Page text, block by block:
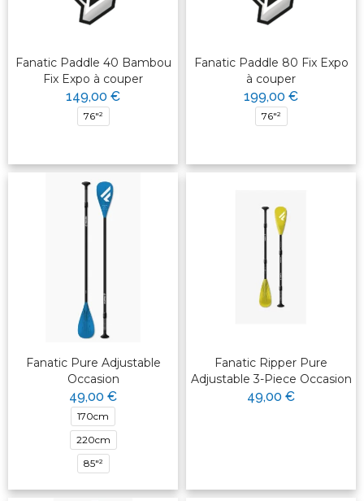
Fanatic Paddle 40 Bambou
Fix Expo à couper
149,00 €
76"²
Fanatic Paddle 80 Fix Expo
à couper
199,00 €
76"²
Fanatic Pure Adjustable
Occasion
49,00 €
170cm
220cm
85"²
Fanatic Ripper Pure
Adjustable 3-Piece Occasion
49,00 €